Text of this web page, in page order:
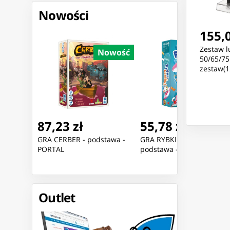
Nowości
Nowość
87,23 zł
GRA CERBER - podstawa -
PORTAL
55,78 zł
GRA RYBKI I KOCIAKI -
podstawa - PORTAL
Outlet
Zestaw
50/65/